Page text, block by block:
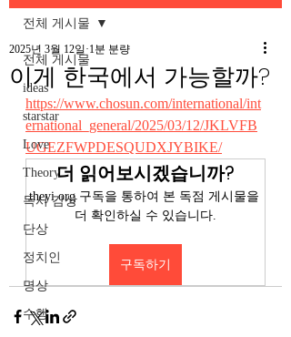
전체 게시물
ideas
starstar
Love
Theory
독서 감상
단상
정치인
명상
수행
전체 게시물
이게 한국에서 가능할까?
2025년 3월 12일 1분 분량
https://www.chosun.com/international/int
ernational_general/2025/03/12/JKLVFB
UGEZFWPDESQUDXJYBIKE/
더 읽어보시겠습니까?
theyi.org 구독을 통하여 본 독점 게시물을
더 확인하실 수 있습니다.
구독하기